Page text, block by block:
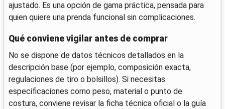
ajustado. Es una opción de gama práctica, pensada para
quien quiere una prenda funcional sin complicaciones.
Qué conviene vigilar antes de comprar
No se dispone de datos técnicos detallados en la
descripción base (por ejemplo, composición exacta,
regulaciones de tiro o bolsillos). Si necesitas
especificaciones como peso, material o punto de
costura, conviene revisar la ficha técnica oficial o la guía